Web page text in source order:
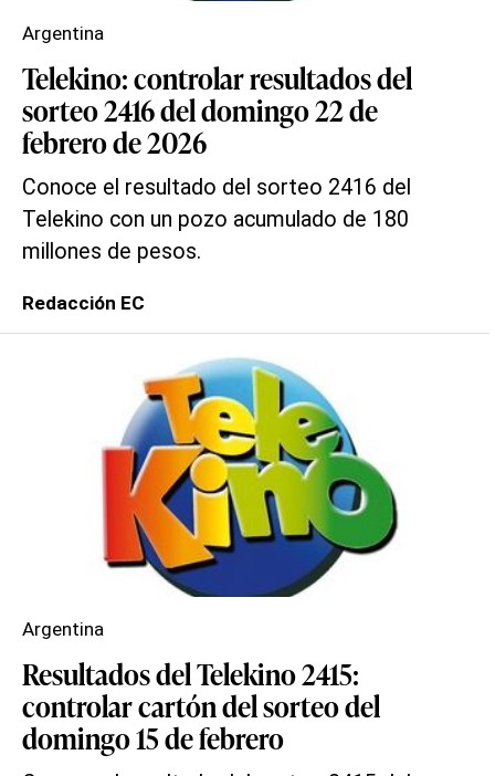
Telekino: controlar resultados del
sorteo 2416 del domingo 22 de
febrero de 2026
Conoce el resultado del sorteo 2416 del
Telekino con un pozo acumulado de 180
millones de pesos.
Argentina
Redacción EC
Resultados del Telekino 2415:
controlar cartón del sorteo del
domingo 15 de febrero
Argentina